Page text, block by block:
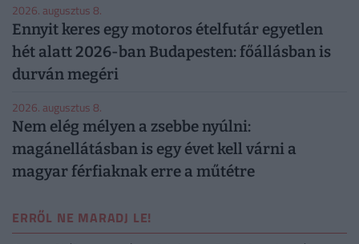
2026. augusztus 8.
Ennyit keres egy motoros ételfutár egyetlen
hét alatt 2026-ban Budapesten: főállásban is
durván megéri
2026. augusztus 8.
Nem elég mélyen a zsebbe nyúlni:
magánellátásban is egy évet kell várni a
magyar férfiaknak erre a műtétre
ERRŐL NE MARADJ LE!